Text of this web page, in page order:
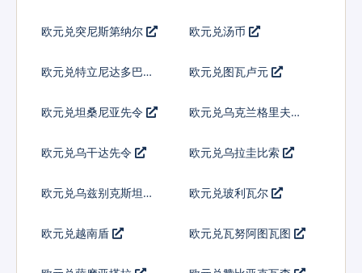
欧元兑突尼斯第纳尔 欧元兑汤币
欧元兑特立尼达多巴哥
欧元兑图瓦卢元
欧元兑坦桑尼亚先令 欧元兑乌克兰格里夫纳
欧元兑乌干达先令 欧元兑乌拉圭比索
欧元兑乌兹别克斯坦索
欧元兑玻利瓦尔
欧元兑越南盾 欧元兑瓦努阿图瓦图